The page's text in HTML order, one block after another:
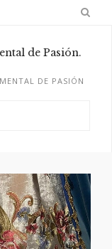
DE PASIÓN